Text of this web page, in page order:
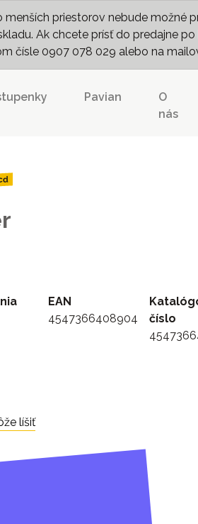
menších priestorov nebude
Ak chcete prísť do predajne
čísle 0907 078 029 alebo na
Pavian
O
nás
EAN
4547366408904
číslo
líšiť